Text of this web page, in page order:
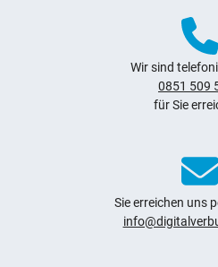
Wir sind
0851 509
für Sie
Sie erreichen uns